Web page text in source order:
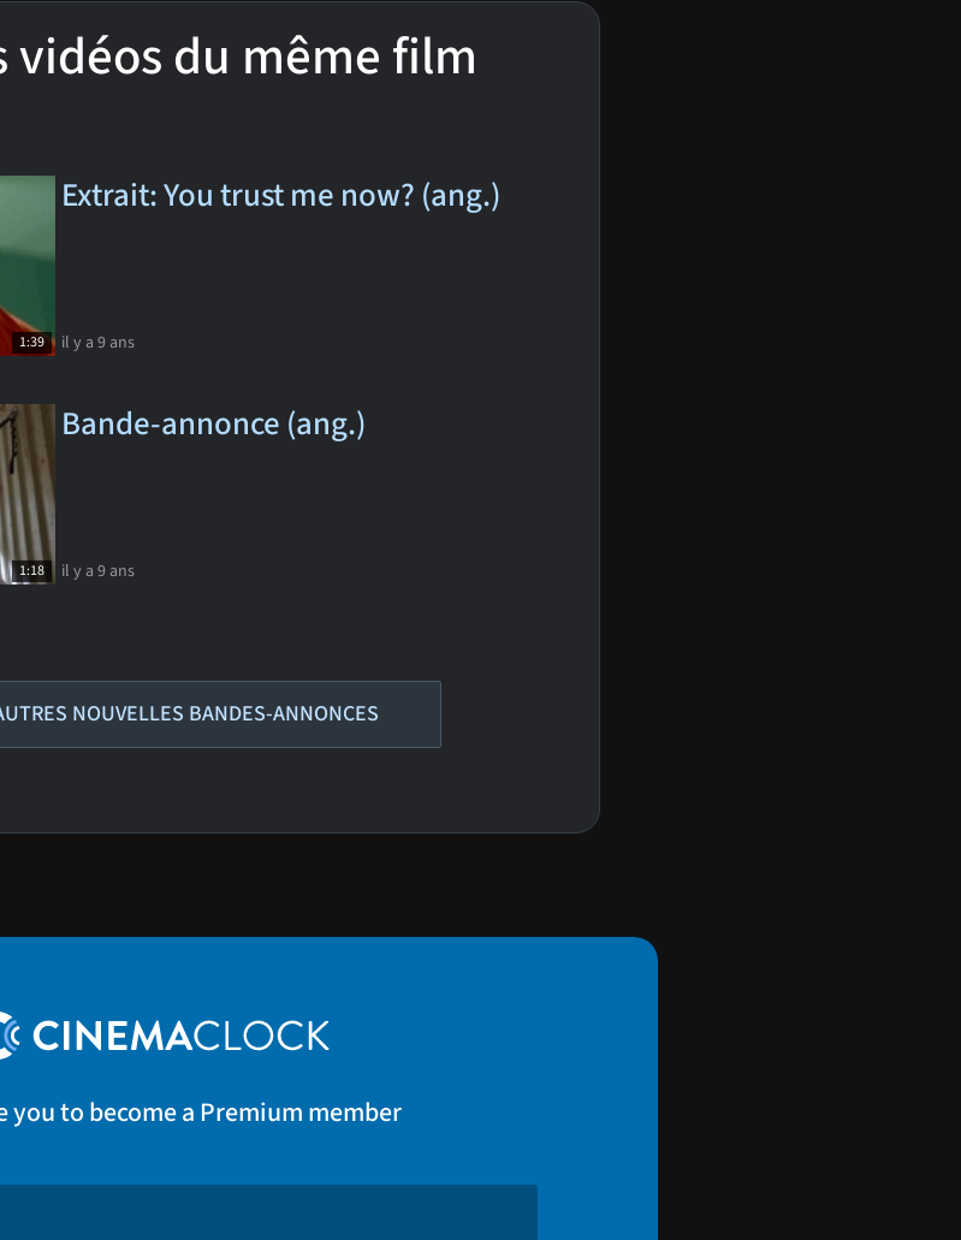
du même film
1:39
Extrait: You trust me now? (ang.)
il y a 9 ans
1:18
Bande-annonce (ang.)
il y a 9 ans
NOUVELLES BANDES-ANNONCES
you to become a Premium member